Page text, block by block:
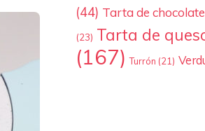
(44) Tarta de chocolate
(23) Tarta de
(167) Turrón (21)